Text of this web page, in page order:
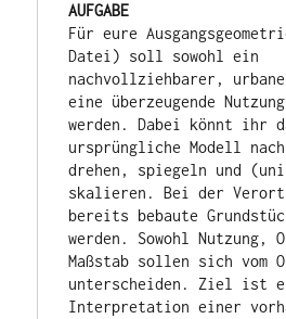
AUFGABE
Für eure
Datei) soll sowohl ein
nachvollziehbarer,
eine überzeugende
werden. Dabei könnt ihr
ursprüngliche Modell
drehen, spiegeln und
skalieren. Bei der
bereits bebaute
werden. Sowohl Nutzung,
Maßstab sollen sich vom
unterscheiden. Ziel ist
Interpretation einer